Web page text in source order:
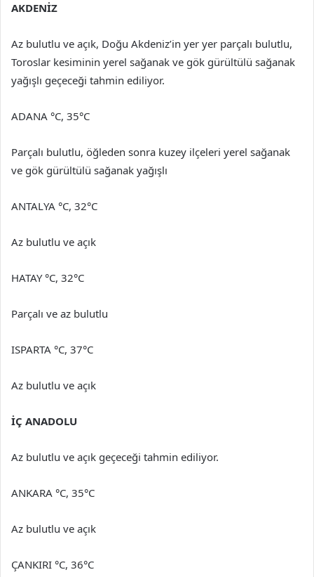
AKDENİZ
Az bulutlu ve açık, Doğu Akdeniz’in yer yer parçalı bulutlu,
Toroslar kesiminin yerel sağanak ve gök gürültülü sağanak
yağışlı geçeceği tahmin ediliyor.
ADANA °C, 35°C
Parçalı bulutlu, öğleden sonra kuzey ilçeleri yerel sağanak
ve gök gürültülü sağanak yağışlı
ANTALYA °C, 32°C
Az bulutlu ve açık
HATAY °C, 32°C
Parçalı ve az bulutlu
ISPARTA °C, 37°C
Az bulutlu ve açık
İÇ ANADOLU
Az bulutlu ve açık geçeceği tahmin ediliyor.
ANKARA °C, 35°C
Az bulutlu ve açık
ÇANKIRI °C, 36°C